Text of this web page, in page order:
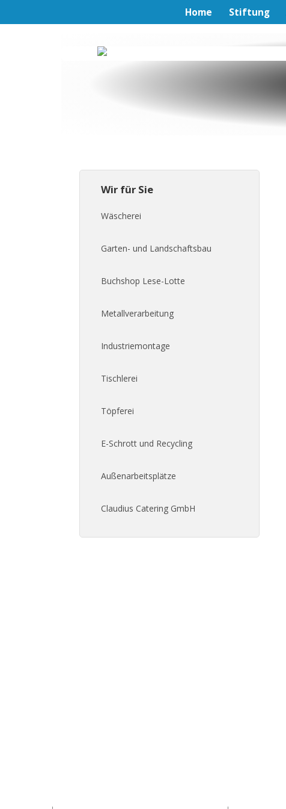
Home Stiftung
Wir für Sie
Wäscherei
Garten- und Landschaftsbau
Buchshop Lese-Lotte
Metallverarbeitung
Industriemontage
Tischlerei
Töpferei
E-Schrott und Recycling
Außenarbeitsplätze
Claudius Catering GmbH